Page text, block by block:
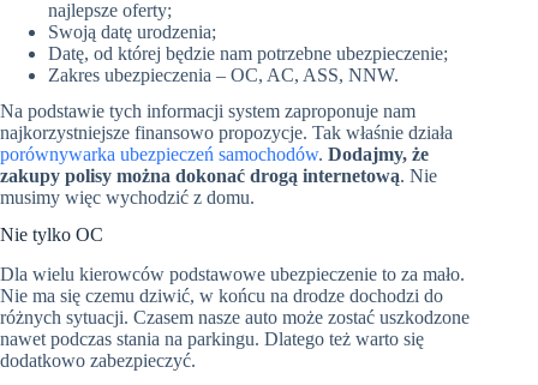
najlepsze oferty;
Swoją datę urodzenia;
Datę, od której będzie nam potrzebne ubezpieczenie;
Zakres ubezpieczenia – OC, AC, ASS, NNW.
Na podstawie tych informacji system zaproponuje nam
najkorzystniejsze finansowo propozycje. Tak właśnie działa
porównywarka ubezpieczeń samochodów. Dodajmy, że
zakupy polisy można dokonać drogą internetową. Nie
musimy więc wychodzić z domu.
Nie tylko OC
Dla wielu kierowców podstawowe ubezpieczenie to za mało.
Nie ma się czemu dziwić, w końcu na drodze dochodzi do
różnych sytuacji. Czasem nasze auto może zostać uszkodzone
nawet podczas stania na parkingu. Dlatego też warto się
dodatkowo zabezpieczyć.